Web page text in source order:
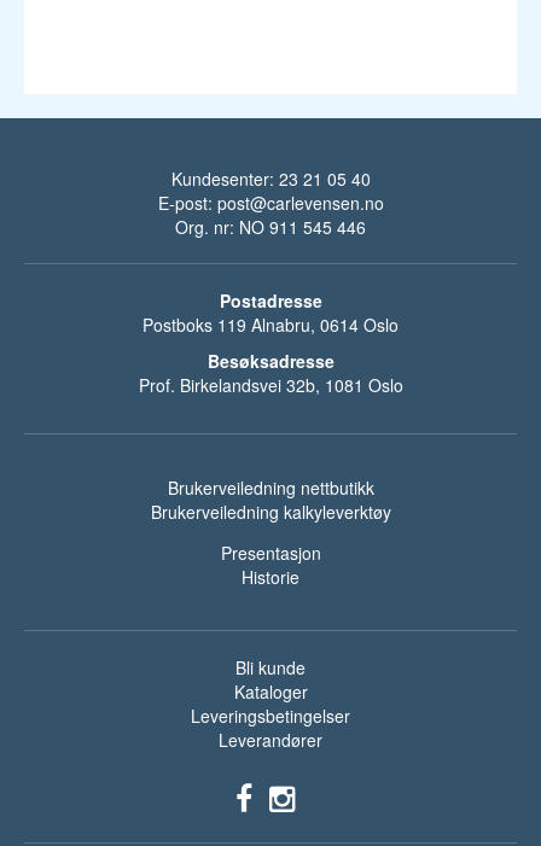
Kundesenter: 23 21 05 40
E-post: post@carlevensen.no
Org. nr: NO 911 545 446
Postadresse
Postboks 119 Alnabru, 0614 Oslo
Besøksadresse
Prof. Birkelandsvei 32b, 1081 Oslo
Brukerveiledning nettbutikk
Brukerveiledning kalkyleverktøy
Presentasjon
Historie
Bli kunde
Kataloger
Leveringsbetingelser
Leverandører